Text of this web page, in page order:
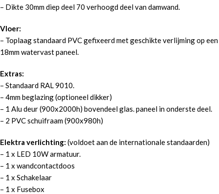
– Dikte 30mm diep deel 70 verhoogd deel van damwand.
Vloer:
– Toplaag standaard PVC gefixeerd met geschikte verlijming op een
18mm watervast paneel.
Extras:
– Standaard RAL 9010.
– 4mm beglazing (optioneel dikker)
– 1 Alu deur (900x2000h) bovendeel glas. paneel in onderste deel.
– 2 PVC schuifraam (900x980h)
Elektra verlichting: (voldoet aan de internationale standaarden)
– 1 x LED 10W armatuur.
– 1 x wandcontactdoos
– 1 x Schakelaar
– 1 x Fusebox